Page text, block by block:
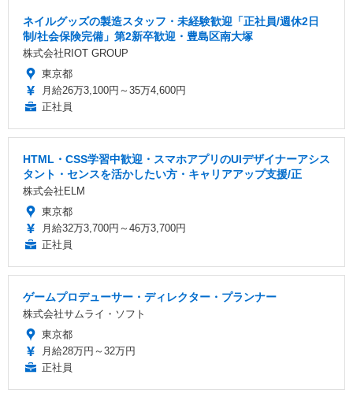
ネイルグッズの製造スタッフ・未経験歓迎「正社員/週休2日
制/社会保険完備」第2新卒歓迎・豊島区南大塚
株式会社RIOT GROUP
東京都
月給26万3,100円～35万4,600円
正社員
HTML・CSS学習中歓迎・スマホアプリのUIデザイナーアシス
タント・センスを活かしたい方・キャリアアップ支援/正
株式会社ELM
東京都
月給32万3,700円～46万3,700円
正社員
ゲームプロデューサー・ディレクター・プランナー
株式会社サムライ・ソフト
東京都
月給28万円～32万円
正社員